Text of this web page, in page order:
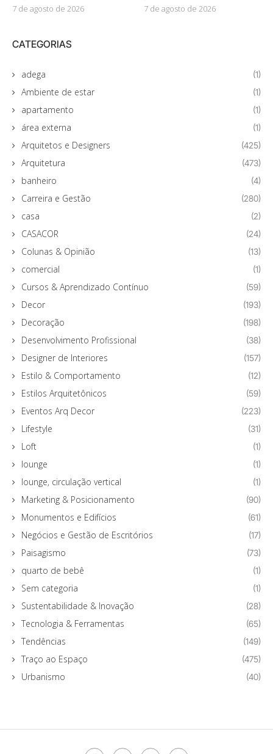
7 de agosto de 2026 7 de agosto de 2026
CATEGORIAS
adega (1)
Ambiente de estar (1)
apartamento (1)
área externa (1)
Arquitetos e Designers (425)
Arquitetura (473)
banheiro (4)
Carreira e Gestão (280)
casa (2)
CASACOR (24)
Colunas & Opinião (13)
comercial (1)
Cursos & Aprendizado Contínuo (59)
Decor (193)
Decoração (198)
Desenvolvimento Profissional (38)
Designer de Interiores (157)
Estilo & Comportamento (12)
Estilos Arquitetônicos (59)
Eventos Arq Decor (223)
Lifestyle (31)
Loft (1)
lounge (1)
lounge, circulação vertical (1)
Marketing & Posicionamento (90)
Monumentos e Edifícios (61)
Negócios e Gestão de Escritórios (17)
Paisagismo (73)
quarto de bebê (1)
Sem categoria (1)
Sustentabilidade & Inovação (28)
Tecnologia & Ferramentas (65)
Tendências (149)
Traço ao Espaço (475)
Urbanismo (40)